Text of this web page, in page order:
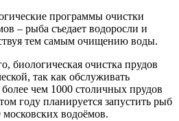
программы очистки
– рыба съедает водоросли и
тем самым очищению воды.
биологическая очистка прудов
так как обслуживать
чем 1000 столичных прудов
году планируется запустить рыб
водоёмов.